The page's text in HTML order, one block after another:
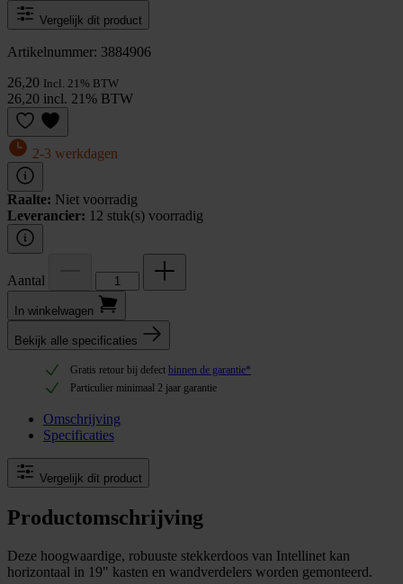
Vergelijk dit product
Artikelnummer: 3884906
26,20 Incl. 21% BTW
26,20 incl. 21% BTW
2-3 werkdagen
Raalte: Niet voorradig
Leverancier: 12 stuk(s) voorradig
Aantal
In winkel­wagen
Bekijk alle specificaties
Gratis retour bij defect binnen de garantie*
Particulier minimaal 2 jaar garantie
Omschrijving
Specificaties
Vergelijk dit product
Productomschrijving
Deze hoogwaardige, robuuste stekkerdoos van Intellinet kan
horizontaal in 19" kasten en wandverdelers worden gemonteerd.